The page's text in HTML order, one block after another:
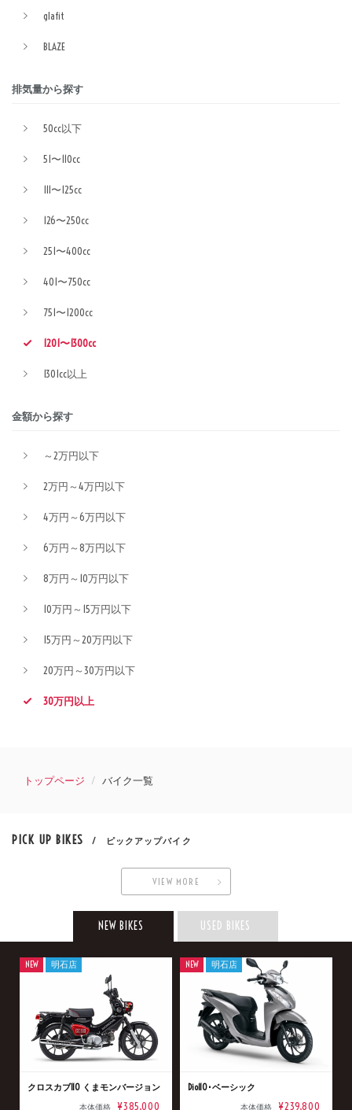
glafit
BLAZE
排気量から探す
50cc以下
51〜110cc
111〜125cc
126〜250cc
251〜400cc
401〜750cc
751〜1200cc
1201〜1300cc
1301cc以上
金額から探す
～2万円以下
2万円～4万円以下
4万円～6万円以下
6万円～8万円以下
8万円～10万円以下
10万円～15万円以下
15万円～20万円以下
20万円～30万円以下
30万円以上
トップページ バイク一覧
PICK UP BIKES / ピックアップバイク
VIEW MORE
NEW BIKES USED BIKES
クロスカブ110 くまモンバージョン
本体価格 ¥385,000
NEW 明石店
Dio110･ベーシック
本体価格 ¥239,800
NEW 明石店